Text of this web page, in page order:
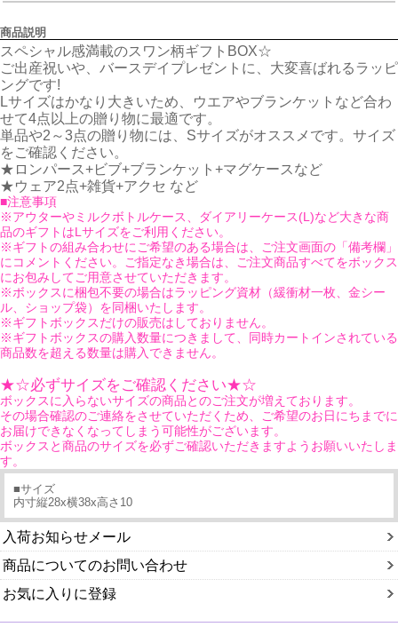
商品説明
スペシャル感満載のスワン柄ギフトBOX☆
ご出産祝いや、バースデイプレゼントに、大変喜ばれるラッピ
ングです!
Lサイズはかなり大きいため、ウエアやブランケットなど合わ
せて4点以上の贈り物に最適です。
単品や2～3点の贈り物には、Sサイズがオススメです。サイズ
をご確認ください。
★ロンパース+ビブ+ブランケット+マグケースなど
★ウェア2点+雑貨+アクセ など
■注意事項
※アウターやミルクボトルケース、ダイアリーケース(L)など大きな商
品のギフトはLサイズをご利用ください。
※ギフトの組み合わせにご希望のある場合は、ご注文画面の「備考欄」
にコメントください。ご指定なき場合は、ご注文商品すべてをボックス
にお包みしてご用意させていただきます。
※ボックスに梱包不要の場合はラッピング資材（緩衝材一枚、金シー
ル、ショップ袋）を同梱いたします。
※ギフトボックスだけの販売はしておりません。
※ギフトボックスの購入数量につきまして、同時カートインされている
商品数を超える数量は購入できません。
★☆必ずサイズをご確認ください★☆
ボックスに入らないサイズの商品とのご注文が増えております。
その場合確認のご連絡をさせていただくため、ご希望のお日にちまでに
お届けできなくなってしまう可能性がございます。
ボックスと商品のサイズを必ずご確認いただきますようお願いいたしま
す。
■サイズ
内寸縦28x横38x高さ10
入荷お知らせメール
商品についてのお問い合わせ
お気に入りに登録